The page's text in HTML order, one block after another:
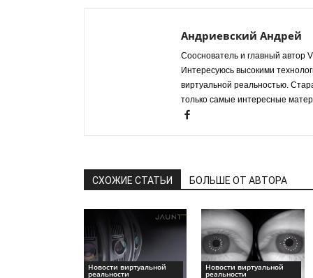
Андриевский Андрей
Сооснователь и главный автор
Интересуюсь высокими
виртуальной реальностью.
только самые интересные
СХОЖИЕ СТАТЬИ БОЛЬШЕ ОТ АВТОРА
Новости виртуальной
реальности
Новости виртуальной
реальности